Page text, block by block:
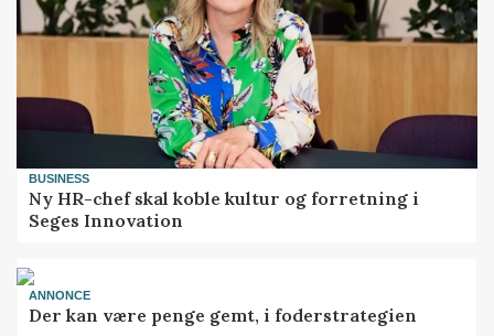
BUSINESS
Ny HR-chef skal koble kultur og forretning i
Seges Innovation
ANNONCE
Der kan være penge gemt, i foderstrategien